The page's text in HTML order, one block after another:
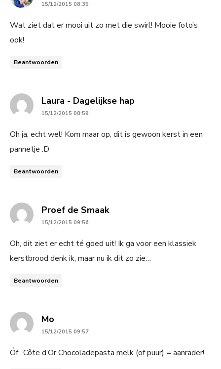
15/12/2015 08:35
Wat ziet dat er mooi uit zo met die swirl! Mooie foto’s
ook!
Beantwoorden
Laura - Dagelijkse hap
15/12/2015 08:59
Oh ja, echt wel! Kom maar op, dit is gewoon kerst in een
pannetje :D
Beantwoorden
Proef de Smaaksays:
15/12/2015 09:56
Oh, dit ziet er echt té goed uit! Ik ga voor een klassiek
kerstbrood denk ik, maar nu ik dit zo zie…
Beantwoorden
Mo
15/12/2015 09:57
Óf…Côte d’Or Chocoladepasta melk (of puur) = aanrader!